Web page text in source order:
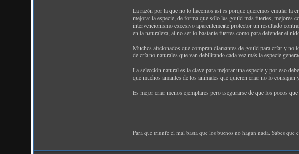
La razón por la que no lo hacemos así es porque queremos emular la
mejorar la especie, de forma que sólo los gould más fuertes, mejores
intervencionismo excesivo aparentemente protector un resultado
en la naturaleza, al no ser lo bastante fuertes como para defender el
Muchos aficionados que compran diamantes de gould para críar y no
de cría no naturales que van debilitando cada vez más la especie
La selección natural es la clave para mejorar una especie y por eso
que muchos amantes de los animales que quieren criar no lo consigan
Es mejor criar menos ejemplares pero asegurarse de que los pocos
Para que triunfe el mal basta que los buenos no hagan nada. Sabes